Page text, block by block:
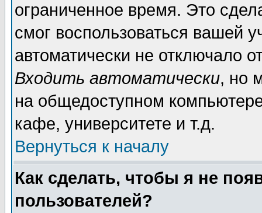
ограниченное время. Это
смог воспользоваться вашей
автоматически не отключало
Входить автоматически, но
на общедоступном
кафе, университете и т.д.
Вернуться к началу
Как сделать, чтобы я не
пользователей?